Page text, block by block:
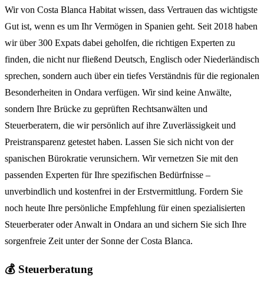
Wir von Costa Blanca Habitat wissen, dass Vertrauen das wichtigste
Gut ist, wenn es um Ihr Vermögen in Spanien geht. Seit 2018 haben
wir über 300 Expats dabei geholfen, die richtigen Experten zu
finden, die nicht nur fließend Deutsch, Englisch oder Niederländisch
sprechen, sondern auch über ein tiefes Verständnis für die regionalen
Besonderheiten in Ondara verfügen. Wir sind keine Anwälte,
sondern Ihre Brücke zu geprüften Rechtsanwälten und
Steuerberatern, die wir persönlich auf ihre Zuverlässigkeit und
Preistransparenz getestet haben. Lassen Sie sich nicht von der
spanischen Bürokratie verunsichern. Wir vernetzen Sie mit den
passenden Experten für Ihre spezifischen Bedürfnisse –
unverbindlich und kostenfrei in der Erstvermittlung. Fordern Sie
noch heute Ihre persönliche Empfehlung für einen spezialisierten
Steuerberater oder Anwalt in Ondara an und sichern Sie sich Ihre
sorgenfreie Zeit unter der Sonne der Costa Blanca.
💰 Steuerberatung